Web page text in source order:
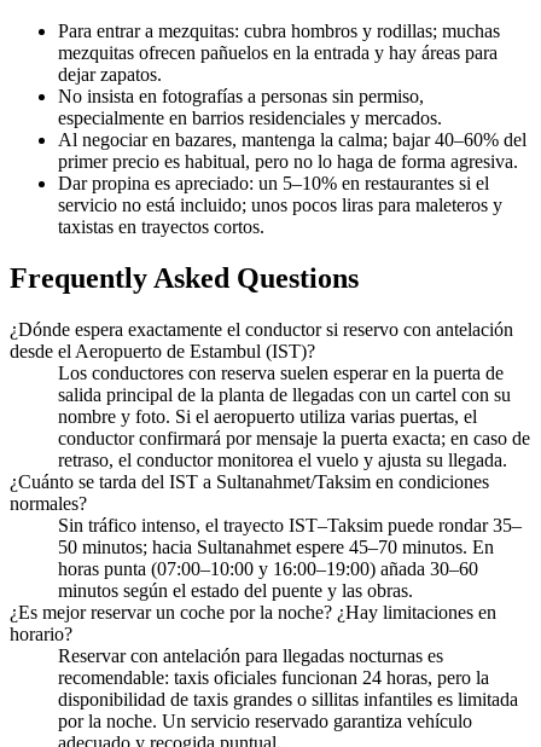
Para entrar a mezquitas: cubra hombros y rodillas; muchas
mezquitas ofrecen pañuelos en la entrada y hay áreas para
dejar zapatos.
No insista en fotografías a personas sin permiso,
especialmente en barrios residenciales y mercados.
Al negociar en bazares, mantenga la calma; bajar 40–60% del
primer precio es habitual, pero no lo haga de forma agresiva.
Dar propina es apreciado: un 5–10% en restaurantes si el
servicio no está incluido; unos pocos liras para maleteros y
taxistas en trayectos cortos.
Frequently Asked Questions
¿Dónde espera exactamente el conductor si reservo con antelación
desde el Aeropuerto de Estambul (IST)?
Los conductores con reserva suelen esperar en la puerta de
salida principal de la planta de llegadas con un cartel con su
nombre y foto. Si el aeropuerto utiliza varias puertas, el
conductor confirmará por mensaje la puerta exacta; en caso de
retraso, el conductor monitorea el vuelo y ajusta su llegada.
¿Cuánto se tarda del IST a Sultanahmet/Taksim en condiciones
normales?
Sin tráfico intenso, el trayecto IST–Taksim puede rondar 35–
50 minutos; hacia Sultanahmet espere 45–70 minutos. En
horas punta (07:00–10:00 y 16:00–19:00) añada 30–60
minutos según el estado del puente y las obras.
¿Es mejor reservar un coche por la noche? ¿Hay limitaciones en
horario?
Reservar con antelación para llegadas nocturnas es
recomendable: taxis oficiales funcionan 24 horas, pero la
disponibilidad de taxis grandes o sillitas infantiles es limitada
por la noche. Un servicio reservado garantiza vehículo
adecuado y recogida puntual.